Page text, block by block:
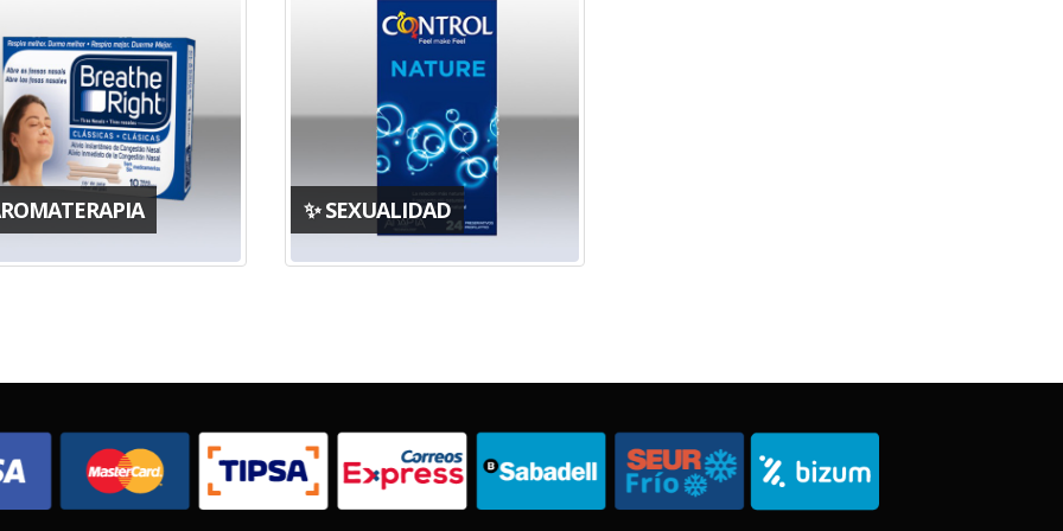
✨ SEXUALIDAD